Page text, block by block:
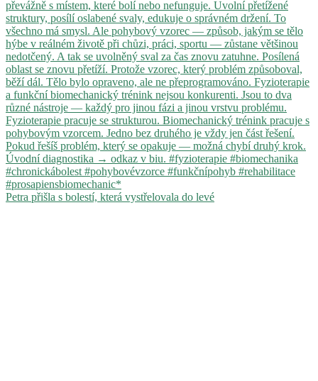
Petra přišla s bolestí, která vystřelovala do levé